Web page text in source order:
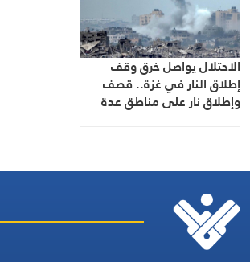
الاحتلال يواصل خرق وقف
إطلاق النار في غزة.. قصف
وإطلاق نار على مناطق عدة